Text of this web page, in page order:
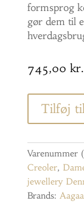
formsprog
gør dem til
745,00 kr.
Tilføj
Varenummer
Creoler,
jewellery
Brands: